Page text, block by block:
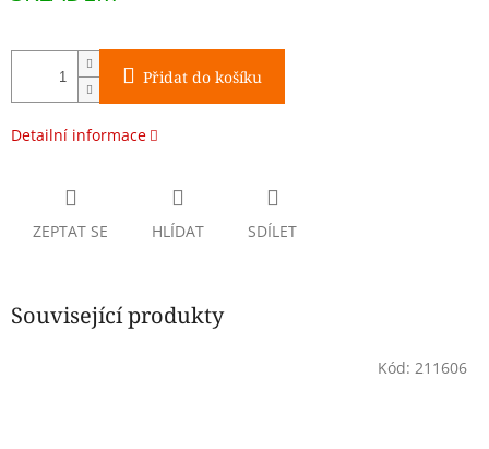
Přidat do košíku
Detailní informace
ZEPTAT SE HLÍDAT SDÍLET
Související produkty
Kód: 211606